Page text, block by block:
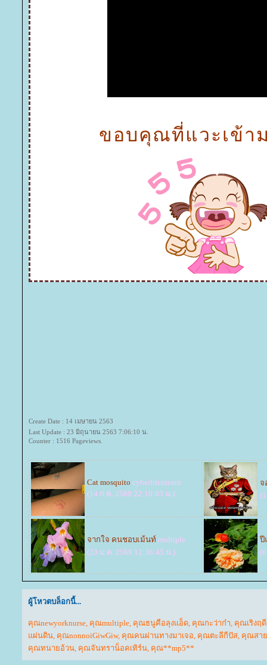
ขอบคุณที่แวะเข้า
Create Date : 14 เมษายน 2563
Last Update : 23 มิถุนายน 2563 7:06:10 น.
Counter : 1516 Pageviews.
Cat mosquito cyberlifenlearn
(14 ก.ค. 2569 22:10:03 น.)
จ
จากใจ คนชอบเม้นท์ multiple
(23 ม.ค. 2569 12:36:45 น.)
ปี
ผู้โหวตบล็อกนี้...
คุณnewyorknurse, คุณmultiple, คุณธนูคือลุงแอ็ด, คุณกะว่าก๋า, คุณเริงฤ
ผ่นดิน, คุณnonnoiGiwGiw, คุณคนผ่านทางมาเจอ, คุณตะลีกีปัส, คุณสา
คุณทนายอ้วน, คุณจันทราน็อคเทิร์น, คุณ**mp5**